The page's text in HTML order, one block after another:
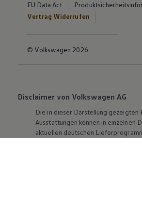
EU Data Act
Vertrag Widerrufen
© Volkswagen 2026
Disclaimer von Volkswagen AG
Die in dieser Darstellung gezeigten
Ausstattungen können in einzelnen
aktuellen deutschen